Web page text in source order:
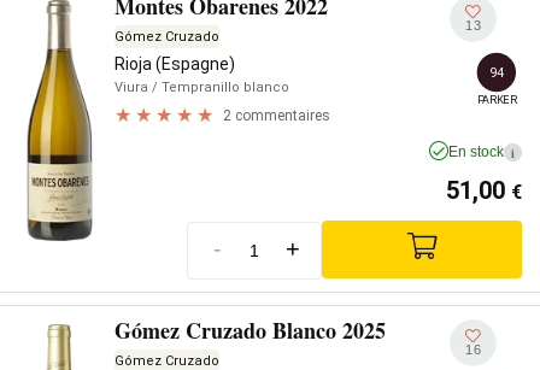
Gómez Cruzado
Rioja (Espagne)
Viura / Tempranillo blanco
2 commentaires
13
94
PARKER
En stock i
51,00 €
- +
Gómez Cruzado Blanco 2025
Gómez Cruzado
16